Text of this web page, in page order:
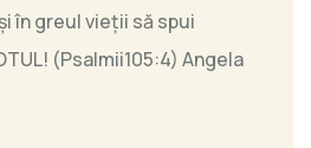
în greul vieţii să spui
(Psalmii105:4) Angela